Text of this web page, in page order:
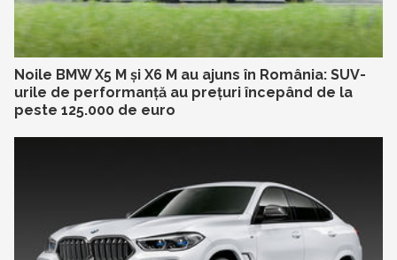
Noile BMW X5 M și X6 M au ajuns în România: SUV-
urile de performanță au prețuri începând de la
peste 125.000 de euro